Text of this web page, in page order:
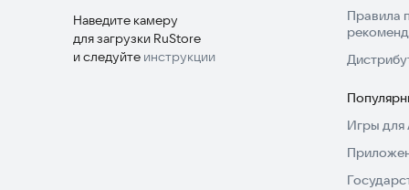
Наведите камеру
для загрузки RuStore
и следуйте инструкции
Правила
Игры для